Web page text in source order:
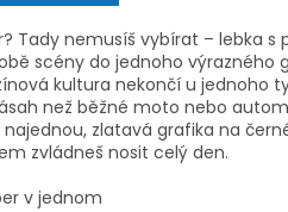
Tady nemusíš vybírat – lebka s
scény do jednoho výrazného
kultura nekončí u jednoho
než běžné moto nebo
zlatavá grafika na
zvládneš nosit celý den.
v jednom